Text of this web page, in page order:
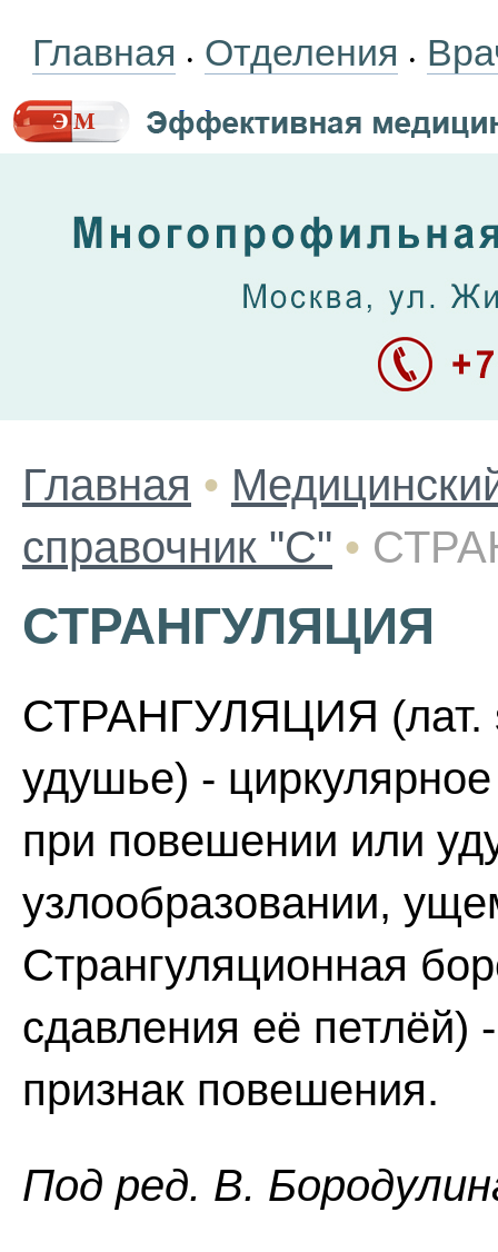
Главная • Отделения •
Главная •
справочник "С" •
СТРАНГУЛЯЦИЯ
СТРАНГУЛЯЦИЯ (лат.
удушье) -
при повешении или
узлообразовании,
Странгуляционная
сдавления её
признак повешения.
Пoд peд. B.